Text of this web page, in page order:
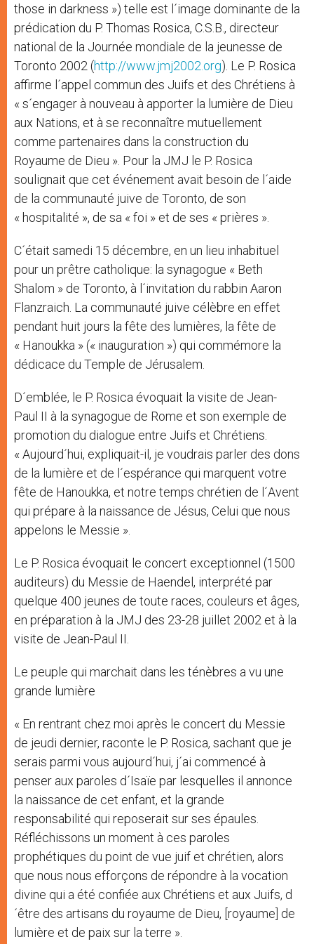
those in darkness ») telle est l´image dominante de la
prédication du P. Thomas Rosica, C.S.B., directeur
national de la Journée mondiale de la jeunesse de
Toronto 2002 (http://www.jmj2002.org). Le P. Rosica
affirme l´appel commun des Juifs et des Chrétiens à
« s´engager à nouveau à apporter la lumière de Dieu
aux Nations, et à se reconnaître mutuellement
comme partenaires dans la construction du
Royaume de Dieu ». Pour la JMJ le P. Rosica
soulignait que cet événement avait besoin de l´aide
de la communauté juive de Toronto, de son
« hospitalité », de sa « foi » et de ses « prières ».
C´était samedi 15 décembre, en un lieu inhabituel
pour un prêtre catholique: la synagogue « Beth
Shalom » de Toronto, à l´invitation du rabbin Aaron
Flanzraich. La communauté juive célèbre en effet
pendant huit jours la fête des lumières, la fête de
« Hanoukka » (« inauguration ») qui commémore la
dédicace du Temple de Jérusalem.
D´emblée, le P. Rosica évoquait la visite de Jean-
Paul II à la synagogue de Rome et son exemple de
promotion du dialogue entre Juifs et Chrétiens.
« Aujourd´hui, expliquait-il, je voudrais parler des dons
de la lumière et de l´espérance qui marquent votre
fête de Hanoukka, et notre temps chrétien de l´Avent
qui prépare à la naissance de Jésus, Celui que nous
appelons le Messie ».
Le P. Rosica évoquait le concert exceptionnel (1500
auditeurs) du Messie de Haendel, interprété par
quelque 400 jeunes de toute races, couleurs et âges,
en préparation à la JMJ des 23-28 juillet 2002 et à la
visite de Jean-Paul II.
Le peuple qui marchait dans les ténèbres a vu une
grande lumière
« En rentrant chez moi après le concert du Messie
de jeudi dernier, raconte le P. Rosica, sachant que je
serais parmi vous aujourd´hui, j´ai commencé à
penser aux paroles d´Isaïe par lesquelles il annonce
la naissance de cet enfant, et la grande
responsabilité qui reposerait sur ses épaules.
Réfléchissons un moment à ces paroles
prophétiques du point de vue juif et chrétien, alors
que nous nous efforçons de répondre à la vocation
divine qui a été confiée aux Chrétiens et aux Juifs, d
´être des artisans du royaume de Dieu, [royaume] de
lumière et de paix sur la terre ».